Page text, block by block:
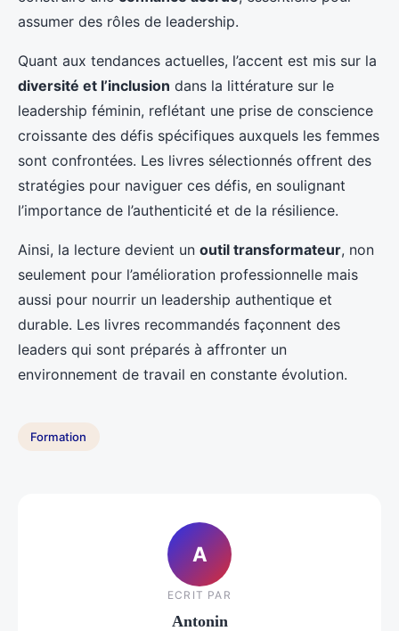
assumer des rôles de leadership.
Quant aux tendances actuelles, l’accent est mis sur la
diversité et l’inclusion dans la littérature sur le
leadership féminin, reflétant une prise de conscience
croissante des défis spécifiques auxquels les femmes
sont confrontées. Les livres sélectionnés offrent des
stratégies pour naviguer ces défis, en soulignant
l’importance de l’authenticité et de la résilience.
Ainsi, la lecture devient un outil transformateur, non
seulement pour l’amélioration professionnelle mais
aussi pour nourrir un leadership authentique et
durable. Les livres recommandés façonnent des
leaders qui sont préparés à affronter un
environnement de travail en constante évolution.
Formation
A
ECRIT PAR
Antonin